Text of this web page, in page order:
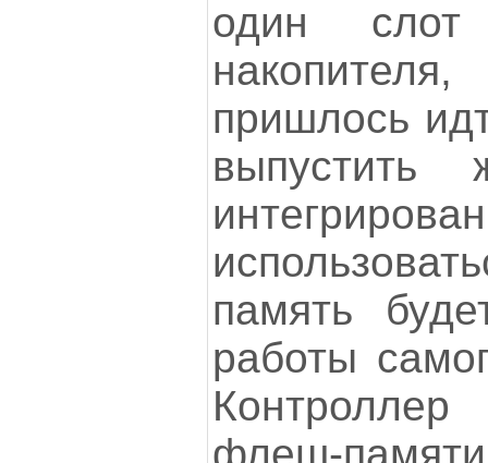
один слот
пришлось
выпустить
память
работы
Контроллер